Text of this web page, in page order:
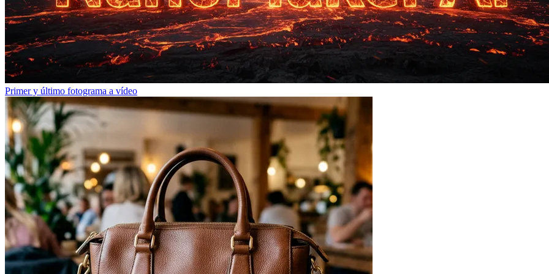
Primer y último fotograma a vídeo